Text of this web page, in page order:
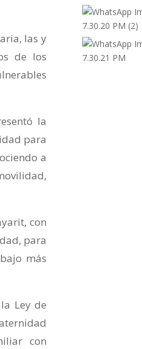
las y
de los
la
para
a
con
para
más
Ley de
con